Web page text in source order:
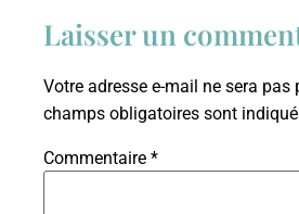
Laisser un
Votre adresse e-mail ne sera pas
champs obligatoires sont
Commentaire *